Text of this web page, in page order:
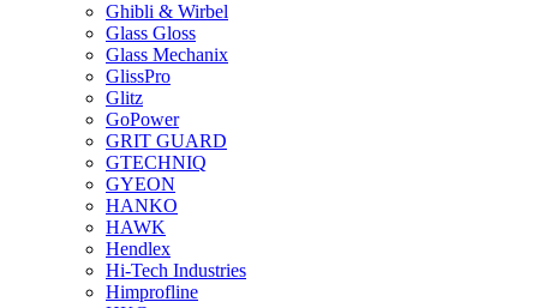
Ghibli & Wirbel
Glass Gloss
Glass Mechanix
GlissPro
Glitz
GoPower
GRIT GUARD
GTECHNIQ
GYEON
HANKO
HAWK
Hendlex
Hi-Tech Industries
Himprofline